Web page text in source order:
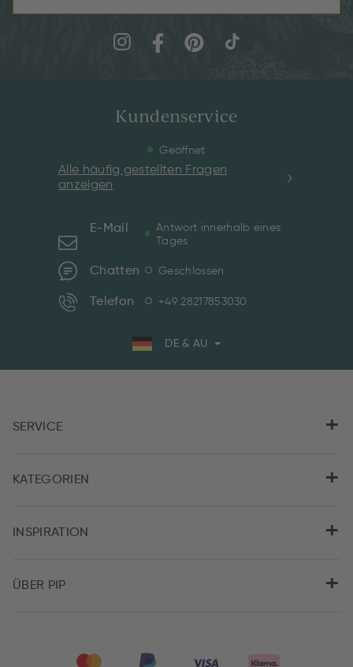
Kundenservice
Geöffnet
Alle häufig gestellten Fragen
anzeigen
E-Mail
Antwort innerhalb eines
Tages
Chatten Geschlossen
Telefon +49 28217853030
DE & AU
SERVICE
KATEGORIEN
INSPIRATION
ÜBER PIP